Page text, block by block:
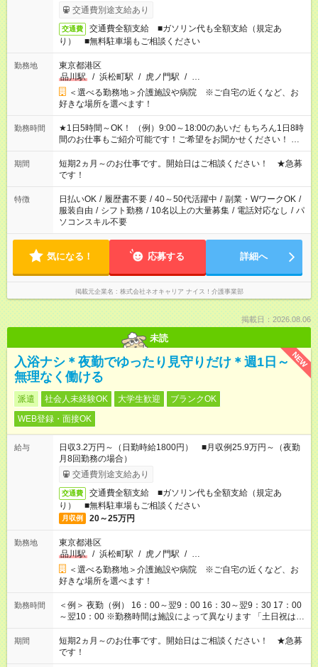
交通費別途支給あり
交通費
交通費全額支給 ■ガソリン代も全額支給（規定あ
り） ■無料駐車場もご相談ください
勤務地
東京都港区
品川駅
/ 浜松町駅 / 虎ノ門駅 / …
＜選べる勤務地＞介護施設や病院 ※ご自宅の近くなど、お
好きな場所を選べます！
勤務時間
★1日5時間～OK！ （例）9:00～18:00のあいだ もちろん1日8時
間のお仕事もご紹介可能です！ご希望をお聞かせください！ ※
週最低15時間以上の勤務が必要です
期間
短期2ヵ月～のお仕事です。開始日はご相談ください！ ★急募
です！
特徴 日払いOK / 履歴書不要 / 40～50代活躍中 / 副業・WワークOK /
服装自由 / シフト勤務 / 10名以上の大量募集 / 電話対応なし / パ
ソコンスキル不要
気になる！ 応募する 詳細へ
掲載元企業名 株式会社ネオキャリア ナイス！介護事業部
掲載日：2026.08.06
未読
NEW
入浴ナシ＊夜勤でゆったり見守りだけ＊週1日～
無理なく働ける
派遣 社会人未経験OK 大学生歓迎
ブランクOK
WEB登録・面接OK
給与
日収3.2万円～（日勤時給1800円） ■月収例25.9万円～（夜勤
月8回勤務の場合）
交通費別途支給あり
交通費
交通費全額支給 ■ガソリン代も全額支給（規定あ
り） ■無料駐車場もご相談ください
月収例 20～25万円
勤務地
東京都港区
品川駅
/ 浜松町駅 / 虎ノ門駅 / …
＜選べる勤務地＞介護施設や病院 ※ご自宅の近くなど、お
好きな場所を選べます！
勤務時間
＜例＞ 夜勤（例） 16：00～翌9：00 16：30～翌9：30 17：00
～翌10：00 ※勤務時間は施設によって異なります 「土日祝は休
みたい」 「しっかり稼ぎたい」 「もう少し遅い時間から始めた
い」など ご希望にあったお仕事をご案内いたします。 ※未経験
の方の場合は1～2ヶ月間は日中での仕事を経験いただき、 お
仕事に慣れてからの夜勤になります。 ★家庭の都合でお休みが
期間
短期2ヵ月～のお仕事です。開始日はご相談ください！ ★急募
です！